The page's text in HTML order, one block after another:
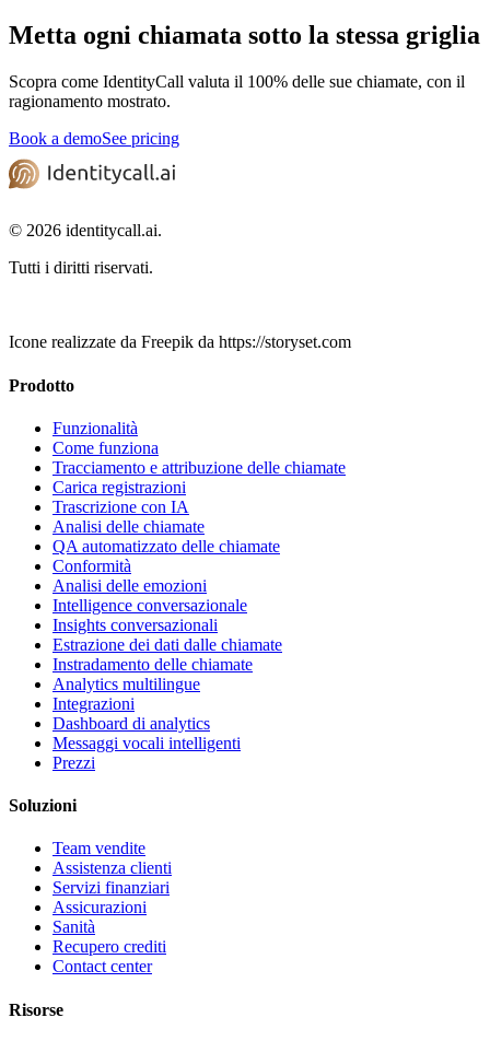
Metta ogni chiamata sotto la stessa griglia
Scopra come IdentityCall valuta il 100% delle sue chiamate, con il
ragionamento mostrato.
Book a demoSee pricing
© 2026 identitycall.ai.
Tutti i diritti riservati.
Icone realizzate da Freepik da https://storyset.com
Prodotto
Funzionalità
Come funziona
Tracciamento e attribuzione delle chiamate
Carica registrazioni
Trascrizione con IA
Analisi delle chiamate
QA automatizzato delle chiamate
Conformità
Analisi delle emozioni
Intelligence conversazionale
Insights conversazionali
Estrazione dei dati dalle chiamate
Instradamento delle chiamate
Analytics multilingue
Integrazioni
Dashboard di analytics
Messaggi vocali intelligenti
Prezzi
Soluzioni
Team vendite
Assistenza clienti
Servizi finanziari
Assicurazioni
Sanità
Recupero crediti
Contact center
Risorse